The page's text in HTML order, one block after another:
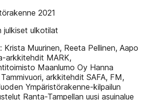
2021
julkiset ulkotilat
Krista Muurinen, Reeta Pellinen, Aapo
arkkitehdit MARK,
Maanlumo Oy Hanna
arkkitehdit SAFA, FM,
Ympäristörakenne-kilpailun
Ranta-Tampellan uusi asuinalue